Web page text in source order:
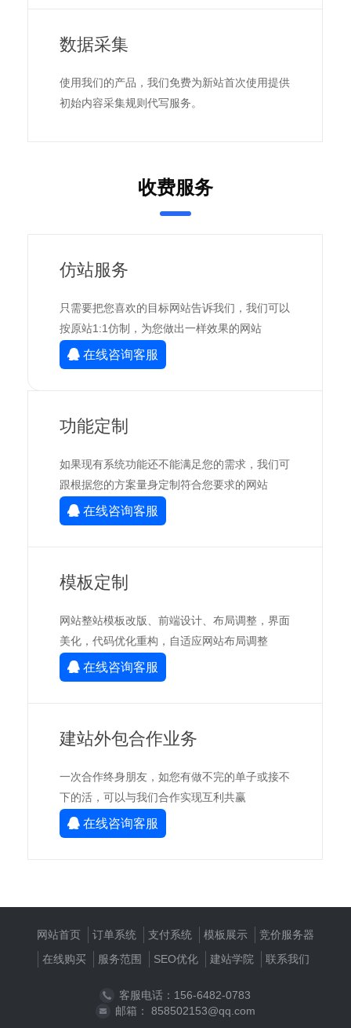
数据采集
使用我们的产品，我们免费为新站首次使用提供
初始内容采集规则代写服务。
收费服务
仿站服务
只需要把您喜欢的目标网站告诉我们，我们可以
按原站1:1仿制，为您做出一样效果的网站
在线咨询客服
功能定制
如果现有系统功能还不能满足您的需求，我们可
跟根据您的方案量身定制符合您要求的网站
在线咨询客服
模板定制
网站整站模板改版、前端设计、布局调整，界面
美化，代码优化重构，自适应网站布局调整
在线咨询客服
建站外包合作业务
一次合作终身朋友，如您有做不完的单子或接不
下的活，可以与我们合作实现互利共赢
在线咨询客服
网站首页 订单系统 支付系统 模板展示
竞价服务器
在线购买
服务范围 SEO优化 建站学院 联系我们
客服电话：156-6482-0783
邮箱： 858502153@qq.com